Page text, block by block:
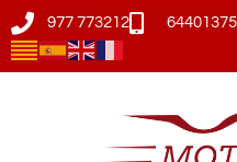
977 773212